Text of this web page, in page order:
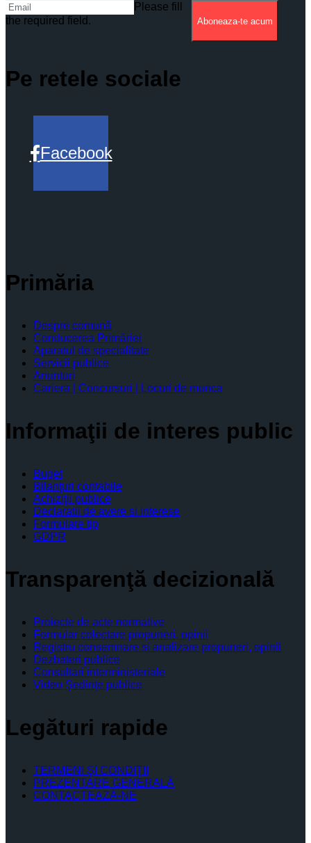
Please fill
the required field.
Aboneaza-te acum
Pe retele sociale
Facebook
Primăria
Despre comună
Conducerea Primăriei
Aparatul de specialitate
Servicii publice
Anunturi
Cariera | Concursuri | Locuri de munca
Informaţii de interes public
Buget
Bilanţuri contabile
Achiziţii publice
Declaratii de avere si interese
Formulare tip
GDPR
Transparenţă decizională
Proiecte de acte normative
Formular colectare propuneri, opinii
Registru consemnare si analizare propuneri, opinii
Dezbateri publice
Consultari interministeriale
Video Şedinţe publice
Legături rapide
TERMENI ŞI CONDIŢII
PREZENTARE GENERALĂ
CONTACTEAZĂ-NE